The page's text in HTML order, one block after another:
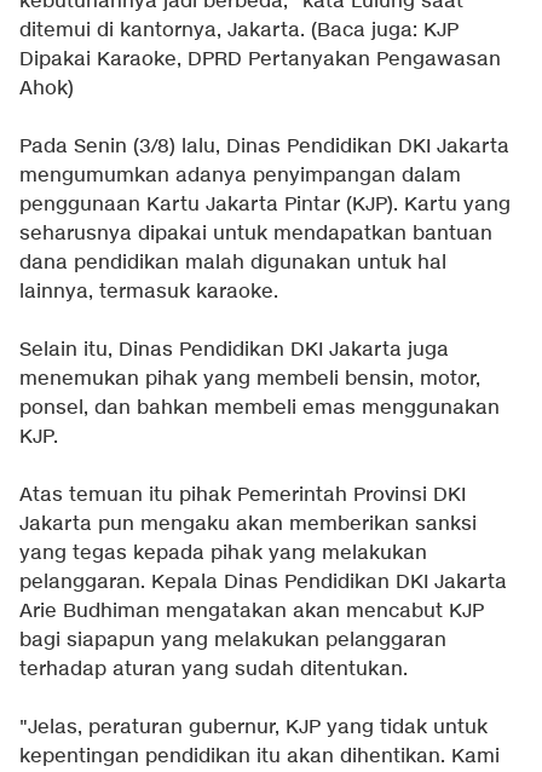
ditemui di kantornya, Jakarta. (Baca juga: KJP
Dipakai Karaoke, DPRD Pertanyakan Pengawasan
Ahok)
Pada Senin (3/8) lalu, Dinas Pendidikan DKI Jakarta
mengumumkan adanya penyimpangan dalam
penggunaan Kartu Jakarta Pintar (KJP). Kartu yang
seharusnya dipakai untuk mendapatkan bantuan
dana pendidikan malah digunakan untuk hal
lainnya, termasuk karaoke.
Selain itu, Dinas Pendidikan DKI Jakarta juga
menemukan pihak yang membeli bensin, motor,
ponsel, dan bahkan membeli emas menggunakan
KJP.
Atas temuan itu pihak Pemerintah Provinsi DKI
Jakarta pun mengaku akan memberikan sanksi
yang tegas kepada pihak yang melakukan
pelanggaran. Kepala Dinas Pendidikan DKI Jakarta
Arie Budhiman mengatakan akan mencabut KJP
bagi siapapun yang melakukan pelanggaran
terhadap aturan yang sudah ditentukan.
"Jelas, peraturan gubernur, KJP yang tidak untuk
kepentingan pendidikan itu akan dihentikan. Kami